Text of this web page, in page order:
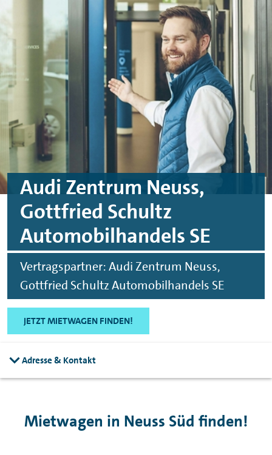
Skip to main content
Skip to footer
Audi Zentrum Neuss,
Gottfried Schultz
Automobilhandels SE
Vertragspartner: Audi Zentrum Neuss,
Gottfried Schultz Automobilhandels SE
JETZT MIETWAGEN FINDEN!
Adresse & Kontakt
Mietwagen in Neuss Süd finden!